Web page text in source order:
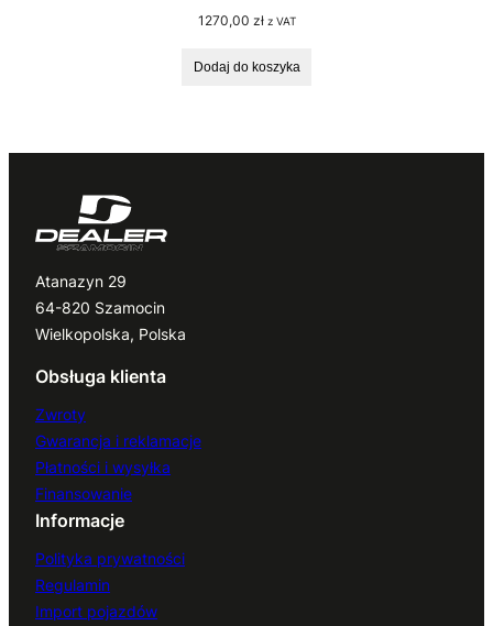
1270,00 zł z VAT
Dodaj do koszyka
Atanazyn 29
64-820 Szamocin
Wielkopolska, Polska
Obsługa klienta
Zwroty
Gwarancja i reklamacje
Płatności i wysyłka
Finansowanie
Informacje
Polityka prywatności
Regulamin
Import pojazdów